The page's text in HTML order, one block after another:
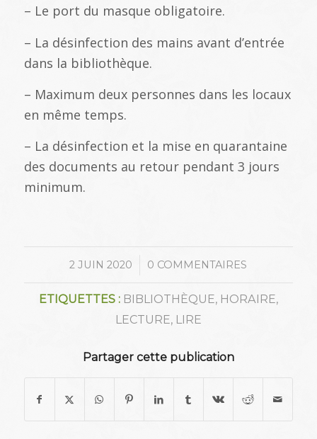
– Le port du masque obligatoire.
– La désinfection des mains avant d’entrée
dans la bibliothèque.
– Maximum deux personnes dans les locaux
en même temps.
– La désinfection et la mise en quarantaine
des documents au retour pendant 3 jours
minimum.
2 JUIN 2020
/ 0 COMMENTAIRES
ETIQUETTES : BIBLIOTHÈQUE, HORAIRE,
LECTURE, LIRE
Partager cette publication